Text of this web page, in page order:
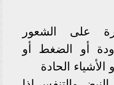
على الشعور
أو الضغط أو
الأشياء الحادة